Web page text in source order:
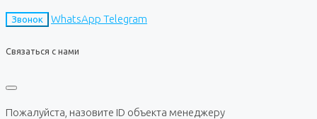
Звонок WhatsApp Telegram
Связаться с нами
Пожалуйста, назовите ID объекта менеджеру